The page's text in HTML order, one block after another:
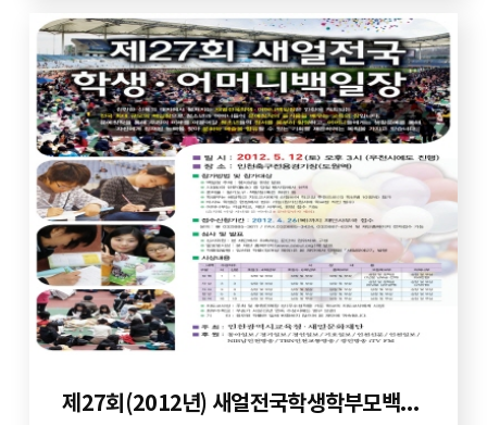
제27회(2012년) 새얼전국학생학부모백일장